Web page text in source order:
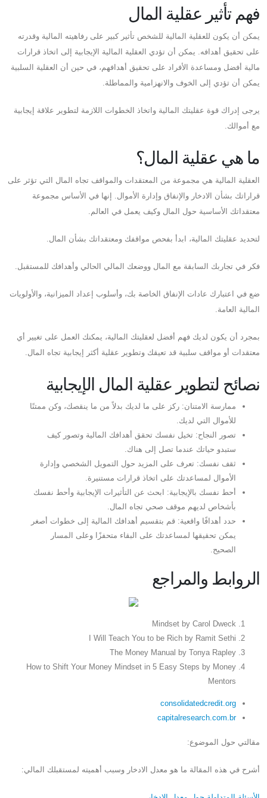
فهم تأثير عقلية المال
يمكن أن يكون للعقلية المالية للشخص تأثير كبير على رفاهيته المالية وقدرته
على تحقيق أهدافه. يمكن أن تؤدي العقلية المالية الإيجابية إلى اتخاذ قرارات
مالية أفضل ومساعدة الأفراد على تحقيق أهدافهم، في حين أن العقلية السلبية
يمكن أن تؤدي إلى الخوف والانهزامية والمماطلة.
يرجى إدراك قوة عقليتك المالية واتخاذ الخطوات اللازمة لتطوير علاقة إيجابية
مع أموالك.
ما هي عقلية المال؟
العقلية المالية هي مجموعة من المعتقدات والمواقف تجاه المال التي تؤثر على
قراراتك بشأن الادخار والإنفاق وإدارة الأموال. إنها في الأساس مجموعة
معتقداتك الأساسية حول المال وكيف يعمل في العالم.
لتحديد عقليتك المالية، ابدأ بفحص مواقفك ومعتقداتك بشأن المال.
فكر في تجاربك السابقة مع المال ووضعك المالي الحالي وأهدافك للمستقبل.
ضع في اعتبارك عادات الإنفاق الخاصة بك، وأسلوب إعداد الميزانية، والأولويات
المالية العامة.
بمجرد أن يكون لديك فهم أفضل لعقليتك المالية، يمكنك العمل على تغيير أي
معتقدات أو مواقف سلبية قد تعيقك وتطوير عقلية أكثر إيجابية تجاه المال.
نصائح لتطوير عقلية المال الإيجابية
ممارسة الامتنان: ركز على ما لديك بدلاً من ما ينقصك، وكن ممتنًا
للأموال التي لديك.
تصور النجاح: تخيل نفسك تحقق أهدافك المالية وتصور كيف
ستبدو حياتك عندما تصل إلى هناك.
ثقف نفسك: تعرف على المزيد حول التمويل الشخصي وإدارة
الأموال لمساعدتك على اتخاذ قرارات مستنيرة.
أحط نفسك بالإيجابية: ابحث عن التأثيرات الإيجابية وأحط نفسك
بأشخاص لديهم موقف صحي تجاه المال.
حدد أهدافًا واقعية: قم بتقسيم أهدافك المالية إلى خطوات أصغر
يمكن تحقيقها لمساعدتك على البقاء متحفزًا وعلى المسار
الصحيح.
الروابط والمراجع
Mindset by Carol Dweck
I Will Teach You to be Rich by Ramit Sethi
The Money Manual by Tonya Rapley
How to Shift Your Money Mindset in 5 Easy Steps by Money
Mentors
consolidatedcredit.org
capitalresearch.com.br
مقالتي حول الموضوع:
أشرح في هذه المقالة ما هو معدل الادخار وسبب أهميته لمستقبلك المالي: